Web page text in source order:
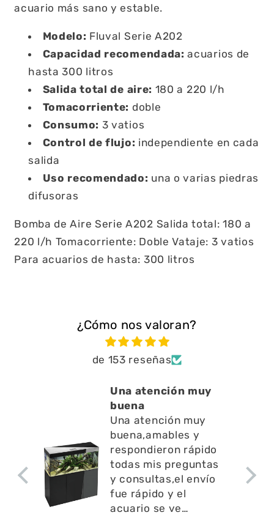
acuario más sano y estable.
Modelo: Fluval Serie A202
Capacidad recomendada: acuarios de
hasta 300 litros
Salida total de aire: 180 a 220 l/h
Tomacorriente: doble
Consumo: 3 vatios
Control de flujo: independiente en cada
salida
Uso recomendado: una o varias piedras
difusoras
Bomba de Aire Serie A202 Salida total: 180 a
220 l/h Tomacorriente: Doble Vataje: 3 vatios
Para acuarios de hasta: 300 litros
¿Cómo nos valoran?
de 153 reseñas
Una atención muy
buena
Una atención muy
buena,amables y
respondieron rápido
todas mis preguntas
y consultas,el envío
fue rápido y el
acuario se ve